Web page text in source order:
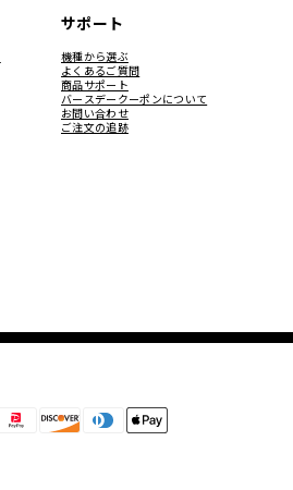
サポート
機種から選ぶ
よくあるご質問
商品サポート
バースデークーポンについて
お問い合わせ
ご注文の追跡